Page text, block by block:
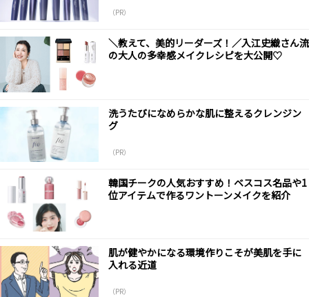
（PR）
＼教えて、美的リーダーズ！／入江史織さん流
の大人の多幸感メイクレシピを大公開♡
洗うたびになめらかな肌に整えるクレンジン
グ
（PR）
韓国チークの人気おすすめ！ベスコス名品や1
位アイテムで作るワントーンメイクを紹介
肌が健やかになる環境作りこそが美肌を手に
入れる近道
（PR）